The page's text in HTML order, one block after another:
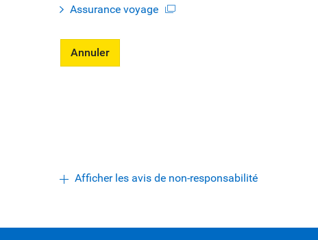
Assurance voyage
Annuler
Afficher les avis de non-responsabilité